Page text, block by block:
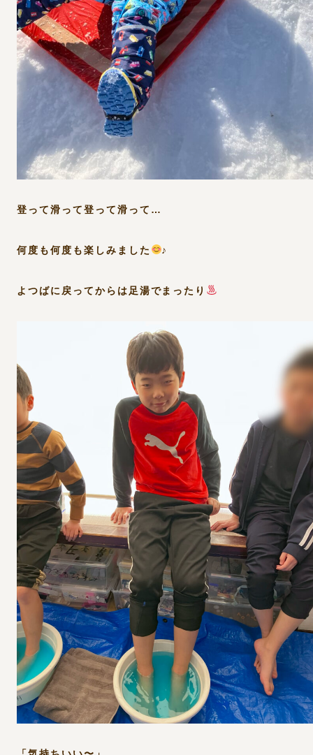
登って滑って登って滑って…
何度も何度も楽しみました ♪
よつばに戻ってからは足湯でまったり